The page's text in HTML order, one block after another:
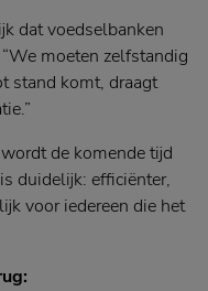
dat voedselbanken
moeten zelfstandig
stand komt, draagt
de komende tijd
duidelijk: efficiënter,
voor iedereen die het